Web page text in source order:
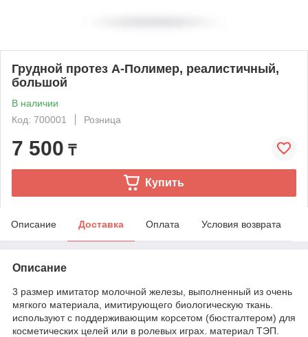
Грудной протез А-Полимер, реалистичный,
большой
В наличии
Код: 700001
Розница
7 500 ₸
Купить
Описание Доставка Оплата Условия возврата
Описание
3 размер имитатор молочной железы, выполненный из очень
мягкого материала, имитирующего биологическую ткань.
используют с поддерживающим корсетом (бюстгалтером) для
косметических целей или в ролевых играх. материал ТЭП.